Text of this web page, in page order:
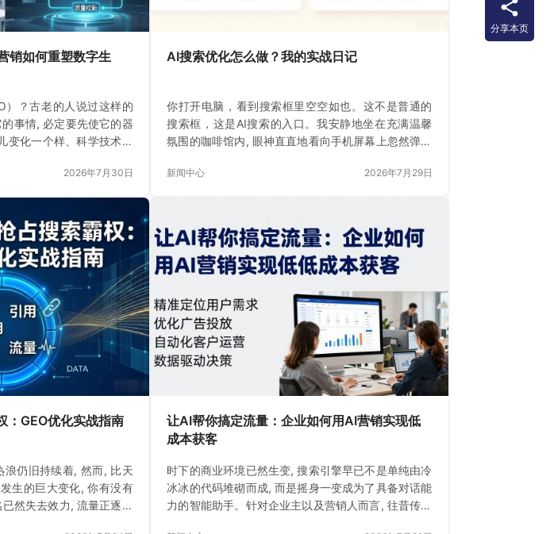
销如何重塑数字生
）？古老的人说过这样的
事情, 必定要先使它的器
变化一个样、科学技术飞
2026年7月30日
AI搜索优化怎么做？我的实战日记
你打开电脑，看到搜索框里空空如也。这不是普通的
搜索框，这是AI搜索的入口。我安静地坐在充满温馨
氛围的咖啡馆内, 眼神直直地看向手机屏幕上忽然弹出
新闻中心 2026年7月29日
：GEO优化实战指南
仍旧持续着, 然而, 比天
生的巨大变化, 你有没有
然失去效力, 流量正逐渐
让AI帮你搞定流量：企业如何用AI营销实现低
成本获客
时下的商业环境已然生变, 搜索引擎早已不是单纯由冷
冰冰的代码堆砌而成, 而是摇身一变成为了具备对话能
力的智能助手。针对企业主以及营销人而言, 往昔传统
分享本页